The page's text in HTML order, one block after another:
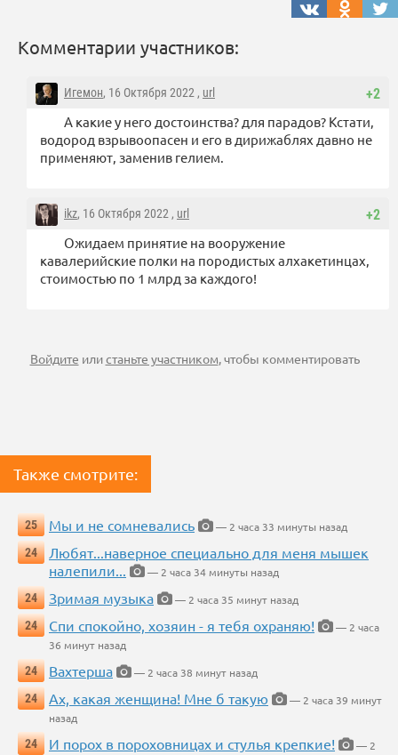
Комментарии участников:
+2
Игемон, 16 Октября 2022 , url
А какие у него достоинства? для парадов? Кстати,
водород взрывоопасен и его в дирижаблях давно не
применяют, заменив гелием.
+2
ikz, 16 Октября 2022 , url
Ожидаем принятие на вооружение
кавалерийские полки на породистых алхакетинцах,
стоимостью по 1 млрд за каждого!
Войдите илистаньте участником, чтобы комментировать
Также смотрите:
25 Мы и не сомневались
— 2 часа 33 минуты назад
24
Любят...наверное специально для меня мышек
налепили...
— 2 часа 34 минуты назад
24
Зримая музыка
— 2 часа 35 минут назад
24
Спи спокойно, хозяин - я тебя охраняю!
— 2 часа
36 минут назад
24
Вахтерша
— 2 часа 38 минут назад
24
Ах, какая женщина! Мне б такую
— 2 часа 39 минут
назад
24
И порох в пороховницах и стулья крепкие!
— 2